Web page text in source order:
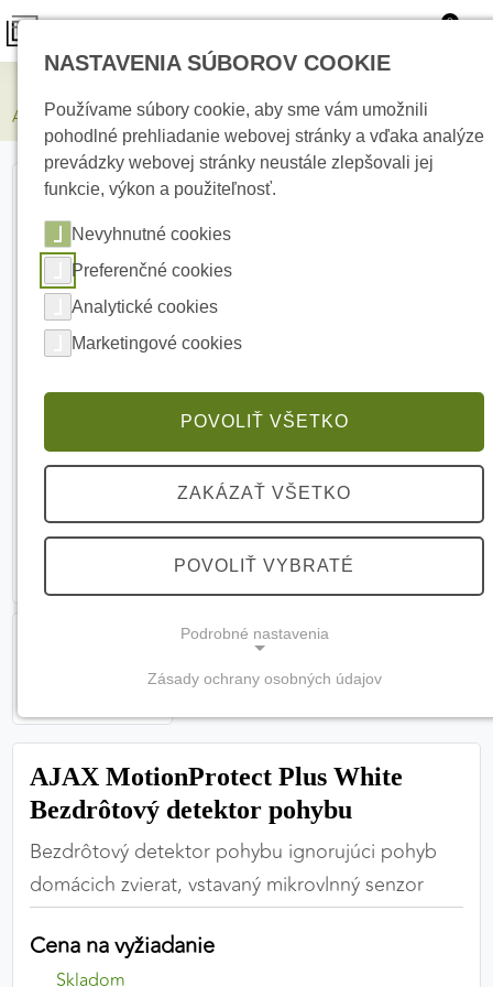
0
AJAX MotionProtect Plus White Bezdrôtový detektor pohybu
AJAX MotionProtect Plus White
Bezdrôtový detektor pohybu
Bezdrôtový detektor pohybu ignorujúci pohyb
domácich zvierat, vstavaný mikrovlnný senzor
Cena na vyžiadanie
Skladom
NASTAVENIA SÚBOROV COOKIE
Používame súbory cookie, aby sme vám umožnili
pohodlné prehliadanie webovej stránky a vďaka analýze
prevádzky webovej stránky neustále zlepšovali jej
funkcie, výkon a použiteľnosť.
Nevyhnutné cookies
Preferenčné cookies
Analytické cookies
Marketingové cookies
POVOLIŤ VŠETKO
ZAKÁZAŤ VŠETKO
POVOLIŤ VYBRATÉ
Podrobné nastavenia
(vždy aktívne, nemožno vypnúť)
Tieto cookies sú potrebné na správne fungovanie
webovej stránky a bez nich by nebolo možné
zabezpečiť jej plnú funkčnosť.
Nevyhnutné cookies
PREFERENČNÉ COOKIES
Zásady ochrany osobných údajov